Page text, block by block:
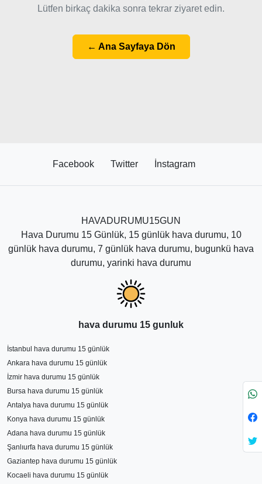
Lütfen birkaç dakika sonra tekrar ziyaret edin.
← Ana Sayfaya Dön
Facebook Twitter İnstagram
HAVADURUMU15GUN
Hava Durumu 15 Günlük, 15 günlük hava durumu, 10
günlük hava durumu, 7 günlük hava durumu, bugunkü hava
durumu, yarinki hava durumu
hava durumu 15 gunluk
İstanbul hava durumu 15 günlük
Ankara hava durumu 15 günlük
İzmir hava durumu 15 günlük
Bursa hava durumu 15 günlük
Antalya hava durumu 15 günlük
Konya hava durumu 15 günlük
Adana hava durumu 15 günlük
Şanlıurfa hava durumu 15 günlük
Gaziantep hava durumu 15 günlük
Kocaeli hava durumu 15 günlük